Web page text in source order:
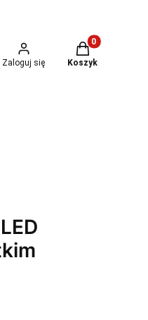
Zaloguj się
Produkty w
Koszyk